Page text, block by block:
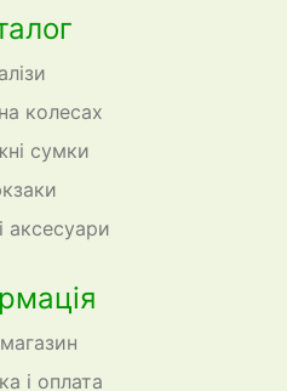
колесах
сумки
аксесуари
і оплата